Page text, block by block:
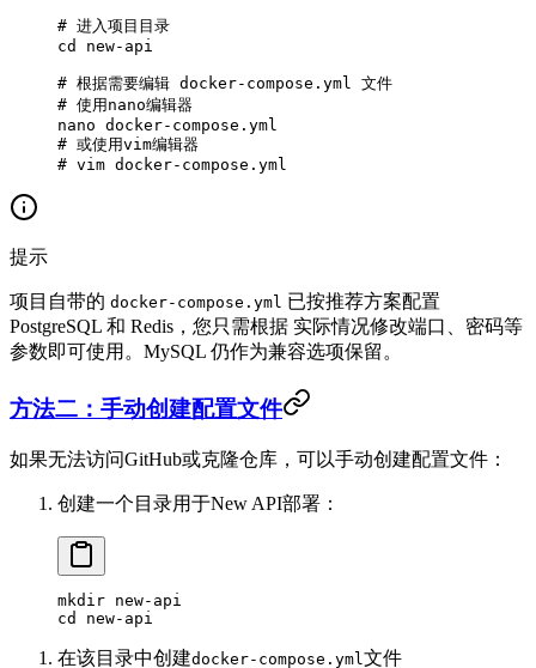
# 进入项目目录
cd
new-api
# 根据需要编辑 docker-compose.yml 文件
# 使用nano编辑器
nano docker-compose.yml
# 或使用vim编辑器
# vim docker-compose.yml
提示
项目自带的 docker-compose.yml 已按推荐方案配置
PostgreSQL 和 Redis，您只需根据 实际情况修改端口、密码等
参数即可使用。MySQL 仍作为兼容选项保留。
方法二：手动创建配置文件
如果无法访问GitHub或克隆仓库，可以手动创建配置文件：
创建一个目录用于New API部署：
mkdir new-api
cd
new-api
在该目录中创建docker-compose.yml 文件